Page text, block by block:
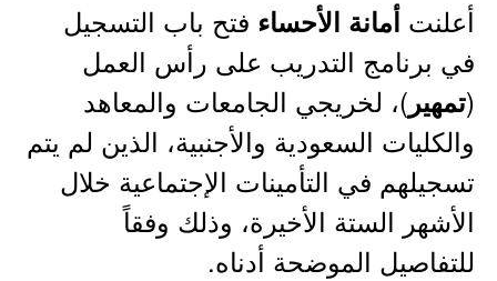
أعلنت أمانة الأحساء فتح باب التسجيل
في برنامج التدريب على رأس العمل
(تمهير )، لخريجي الجامعات والمعاهد
والكليات السعودية والأجنبية، الذين لم يتم
تسجيلهم في التأمينات الإجتماعية خلال
الأشهر الستة الأخيرة، وذلك وفقاً
للتفاصيل الموضحة أدناه.